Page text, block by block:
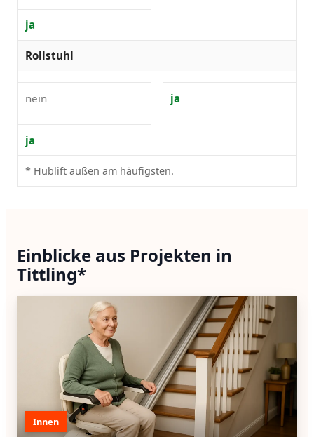
ja
Rollstuhl
nein ja
ja
* Hublift außen am häufigsten.
Einblicke aus Projekten in
Tittling*
Innen